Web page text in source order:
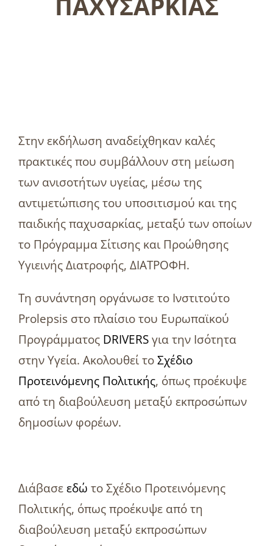
Στην εκδήλωση αναδείχθηκαν καλές
πρακτικές που συμβάλλουν στη μείωση
των ανισοτήτων υγείας, μέσω της
αντιμετώπισης του υποσιτισμού και της
παιδικής παχυσαρκίας, μεταξύ των οποίων
το Πρόγραμμα Σίτισης και Προώθησης
Υγιεινής Διατροφής, ΔΙΑΤΡΟΦΗ.
Τη συνάντηση οργάνωσε το Ινστιτούτο
Prolepsis στο πλαίσιο του Ευρωπαϊκού
Προγράμματος DRIVERSγια την Ισότητα
στην Υγεία. Ακολουθεί τοΣχέδιο
Προτεινόμενης Πολιτικής, όπως προέκυψε
από τη διαβούλευση μεταξύ εκπροσώπων
δημοσίων φορέων.
Διάβασεεδώ το Σχέδιο Προτεινόμενης
Πολιτικής, όπως προέκυψε από τη
διαβούλευση μεταξύ εκπροσώπων